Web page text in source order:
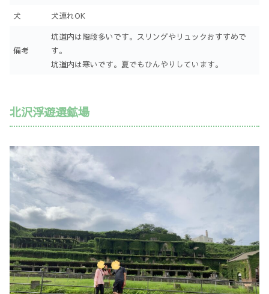
犬 犬連れOK
備考
坑道内は階段多いです。スリングやリュックおすすめで
す。
坑道内は寒いです。夏でもひんやりしています。
北沢浮遊選鉱場